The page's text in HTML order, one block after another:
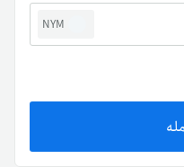
NYM